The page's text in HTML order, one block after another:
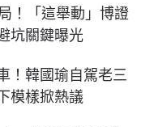
！「這舉動」博證
坑關鍵曝光
！韓國瑜自駕老三
模樣掀熱議